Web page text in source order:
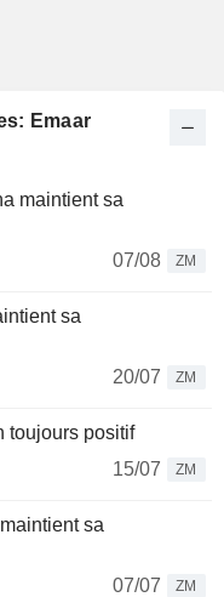
Emaar
maintient sa
07/08
ZM
sa
20/07
ZM
toujours positif
15/07
ZM
sa
07/07
ZM